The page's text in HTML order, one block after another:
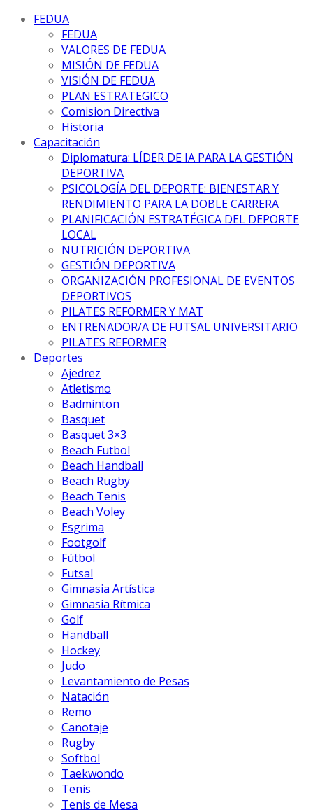
FEDUA
FEDUA
VALORES DE FEDUA
MISIÓN DE FEDUA
VISIÓN DE FEDUA
PLAN ESTRATEGICO
Comision Directiva
Historia
Capacitación
Diplomatura: LÍDER DE IA PARA LA GESTIÓN
DEPORTIVA
PSICOLOGÍA DEL DEPORTE: BIENESTAR Y
RENDIMIENTO PARA LA DOBLE CARRERA
PLANIFICACIÓN ESTRATÉGICA DEL DEPORTE
LOCAL
NUTRICIÓN DEPORTIVA
GESTIÓN DEPORTIVA
ORGANIZACIÓN PROFESIONAL DE EVENTOS
DEPORTIVOS
PILATES REFORMER Y MAT
ENTRENADOR/A DE FUTSAL UNIVERSITARIO
PILATES REFORMER
Deportes
Ajedrez
Atletismo
Badminton
Basquet
Basquet 3×3
Beach Futbol
Beach Handball
Beach Rugby
Beach Tenis
Beach Voley
Esgrima
Footgolf
Fútbol
Futsal
Gimnasia Artística
Gimnasia Rítmica
Golf
Handball
Hockey
Judo
Levantamiento de Pesas
Natación
Remo
Canotaje
Rugby
Softbol
Taekwondo
Tenis
Tenis de Mesa